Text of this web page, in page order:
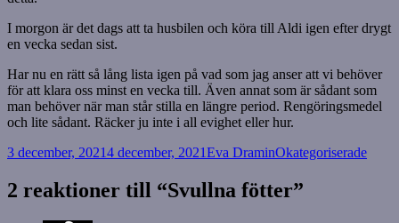
I morgon är det dags att ta husbilen och köra till Aldi igen efter drygt
en vecka sedan sist.
Har nu en rätt så lång lista igen på vad som jag anser att vi behöver
för att klara oss minst en vecka till. Även annat som är sådant som
man behöver när man står stilla en längre period. Rengöringsmedel
och lite sådant. Räcker ju inte i all evighet eller hur.
Postat
3 december, 20214 december, 2021Författare
Eva DraminKategorier
Okategoriserade
2 reaktioner till “Svullna fötter”